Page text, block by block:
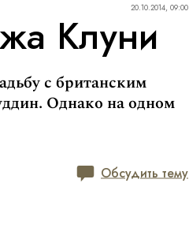
20.10.2014, 09:00
Клуни
с британским
Однако на одном
Обсудить тему